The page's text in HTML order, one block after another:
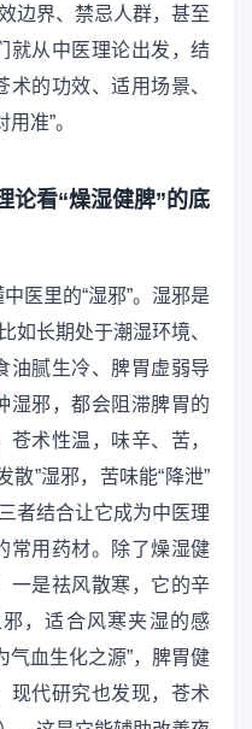
边界、禁忌人群，甚至
就从中医理论出发，结
的功效、适用场景、
准”。
论看“燥湿健脾”的底
医里的“湿邪”。湿邪是
如长期处于潮湿环境、
油腻生冷、脾胃虚弱导
湿邪，都会阻滞脾胃的
术性温，味辛、苦，
散”湿邪，苦味能“降泄”
者结合让它成为中医理
常用药材。除了燥湿健
一是祛风散寒，它的辛
，适合风寒夹湿的感
气血生化之源”，脾胃健
现代研究也发现，苍术